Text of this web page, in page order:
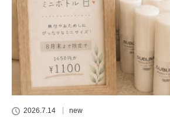
2026.7.14 new